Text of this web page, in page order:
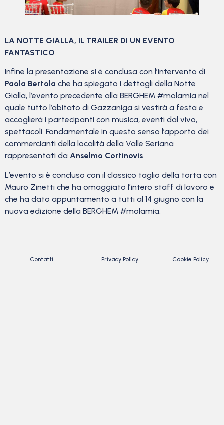
LA NOTTE GIALLA, IL TRAILER DI UN EVENTO
FANTASTICO
Infine la presentazione si è conclusa con l’intervento di
Paola Bertola che ha spiegato i dettagli della Notte
Gialla, l’evento precedente alla BERGHEM #molamia nel
quale tutto l’abitato di Gazzaniga si vestirà a festa e
accoglierà i partecipanti con musica, eventi dal vivo,
spettacoli. Fondamentale in questo senso l’apporto dei
commercianti della località della Valle Seriana
rappresentati da Anselmo Cortinovis.
L’evento si è concluso con il classico taglio della torta con
Mauro Zinetti che ha omaggiato l’intero staff di lavoro e
che ha dato appuntamento a tutti al 14 giugno con la
nuova edizione della BERGHEM #molamia.
Contatti Privacy Policy Cookie Policy